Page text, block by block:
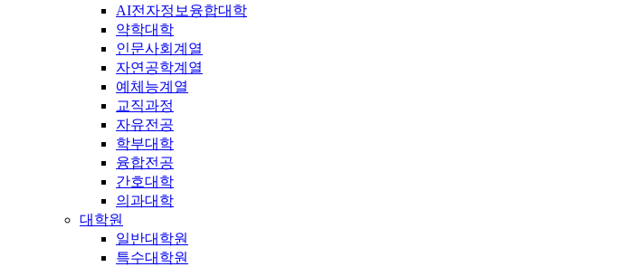
AI전자정보융합대학
약학대학
인문사회계열
자연공학계열
예체능계열
교직과정
자유전공
학부대학
융합전공
간호대학
의과대학
대학원
일반대학원
특수대학원